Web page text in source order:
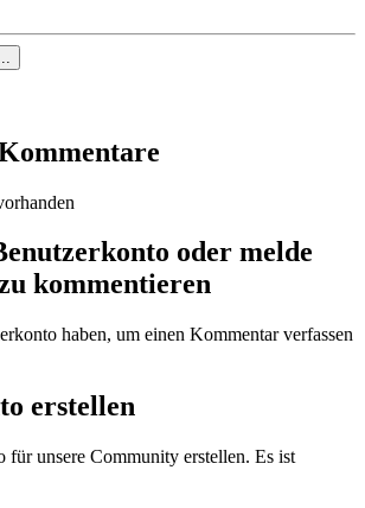
oder melde
kommentieren
haben, um einen Kommentar verfassen
erstellen
für unsere Community erstellen. Es ist